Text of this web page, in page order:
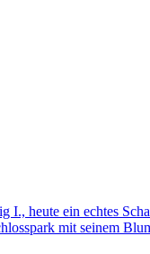
heute ein echtes
mit seinem